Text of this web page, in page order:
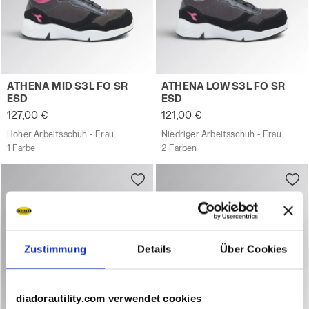
Zustimmung Details Über Cookies
diadorautility.com verwendet cookies
Hoher Arbeitsschuh - Frau ATHENA MID S3L FO SR ESD
ATHENA MID S3L FO SR
ESD
127,00 €
Hoher Arbeitsschuh - Frau
1 Farbe
Niedriger Arbeitsschuh -
ATHENA LOW S3L FO SR
ESD
121,00 €
Niedriger Arbeitsschuh - Frau
2 Farben